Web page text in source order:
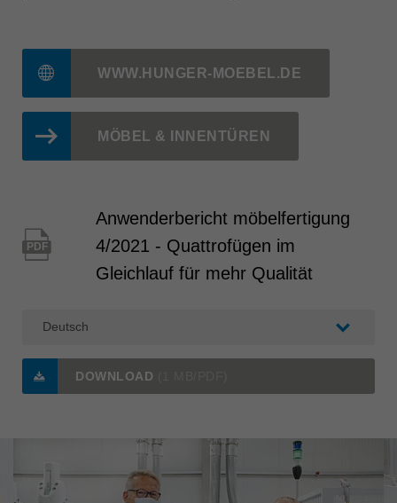
WWW.HUNGER-MOEBEL.DE
MÖBEL & INNENTÜREN
PDF
Anwenderbericht möbelfertigung
4/2021 - Quattrofügen im
Gleichlauf für mehr Qualität
DOWNLOAD